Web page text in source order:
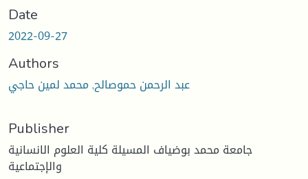
Date
2022-09-27
Authors
عبد الرحمن حموصالح, محمد لمين حاجي
Publisher
جامعة محمد بوضياف المسيلة كلية العلوم الانسانية
والإجتماعية